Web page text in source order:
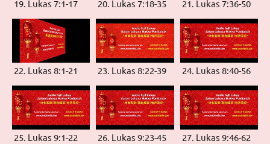
19. Lukas 7:1-17 20. Lukas 7:18-35 21. Lukas 7:36-50
22. Lukas 8:1-21 23. Lukas 8:22-39 24. Lukas 8:40-56
25. Lukas 9:1-22 26. Lukas 9:23-45 27. Lukas 9:46-62